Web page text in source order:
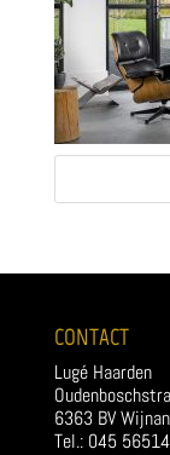
CONTACT
Lugé Haarden
6363 BV
Tel.: 045